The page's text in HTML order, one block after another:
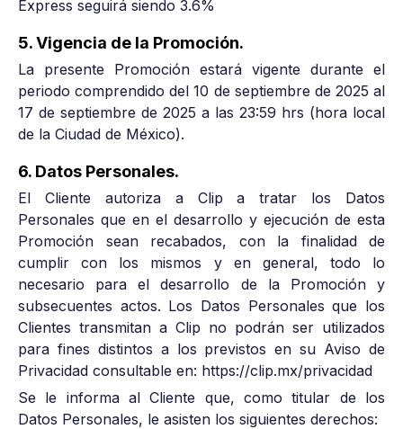
Express seguirá siendo 3.6%
5. Vigencia de la Promoción.
La presente Promoción estará vigente durante el
periodo comprendido del 10 de septiembre de 2025 al
17 de septiembre de 2025 a las 23:59 hrs (hora local
de la Ciudad de México).
6. Datos Personales.
El Cliente autoriza a Clip a tratar los Datos
Personales que en el desarrollo y ejecución de esta
Promoción sean recabados, con la finalidad de
cumplir con los mismos y en general, todo lo
necesario para el desarrollo de la Promoción y
subsecuentes actos. Los Datos Personales que los
Clientes transmitan a Clip no podrán ser utilizados
para fines distintos a los previstos en su Aviso de
Privacidad consultable en: https://clip.mx/privacidad
Se le informa al Cliente que, como titular de los
Datos Personales, le asisten los siguientes derechos: